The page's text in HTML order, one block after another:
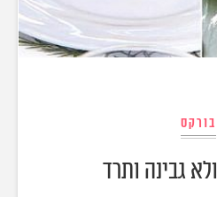
בורקס
גבינה ותרד